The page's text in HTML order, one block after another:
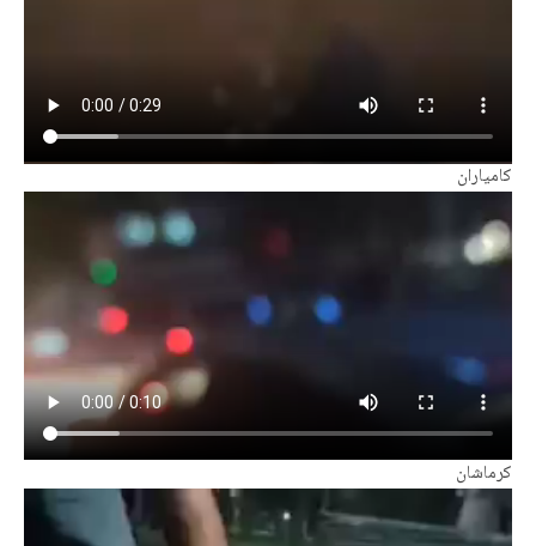
کامیاران
کرماشان